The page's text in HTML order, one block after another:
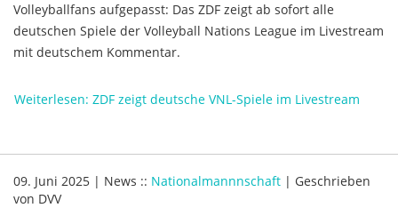
Volleyballfans aufgepasst: Das ZDF zeigt ab sofort alle
deutschen Spiele der Volleyball Nations League im Livestream
mit deutschem Kommentar.
Weiterlesen: ZDF zeigt deutsche VNL-Spiele im Livestream
09. Juni 2025 | News :: Nationalmannnschaft | Geschrieben
von DVV